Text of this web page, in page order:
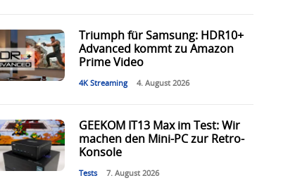
Triumph für Samsung: HDR10+
Advanced kommt zu Amazon
Prime Video
4K Streaming 4. August 2026
GEEKOM IT13 Max im Test: Wir
machen den Mini-PC zur Retro-
Konsole
Tests 7. August 2026